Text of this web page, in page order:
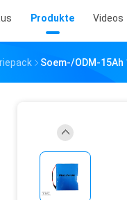
Produkte Videos
Soem-/ODM-